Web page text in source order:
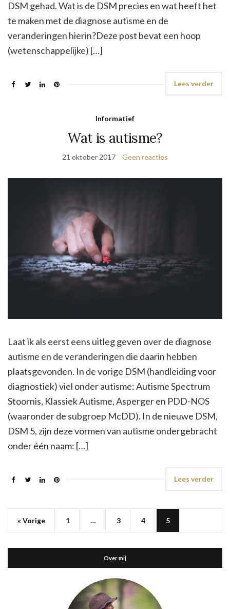
DSM gehad. Wat is de DSM precies en wat heeft het
te maken met de diagnose autisme en de
veranderingen hierin?Deze post bevat een hoop
(wetenschappelijke) […]
Lees verder
Informatief
Wat is autisme?
21 oktober 2017 Geen reacties
Laat ik als eerst eens uitleg geven over de diagnose
autisme en de veranderingen die daarin hebben
plaatsgevonden. In de vorige DSM (handleiding voor
diagnostiek) viel onder autisme: Autisme Spectrum
Stoornis, Klassiek Autisme, Asperger en PDD-NOS
(waaronder de subgroep McDD). In de nieuwe DSM,
DSM 5, zijn deze vormen van autisme ondergebracht
onder één naam: […]
Lees verder
« Vorige 1 … 3 4 5
Over mij